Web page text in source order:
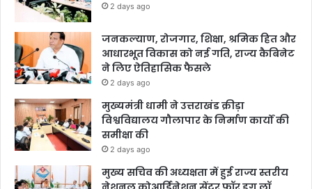
2 days ago
जनकल्याण, रोजगार, शिक्षा, श्रमिक हित और
आधारभूत विकास को नई गति, राज्य कैबिनेट
ने लिए ऐतिहासिक फैसले
2 days ago
मुख्यमंत्री धामी ने उत्तराखंड क्रीड़ा
विश्वविद्यालय गौलापार के निर्माण कार्यों की
समीक्षा की
2 days ago
मुख्य सचिव की अध्यक्षता में हुई राज्य स्तरीय